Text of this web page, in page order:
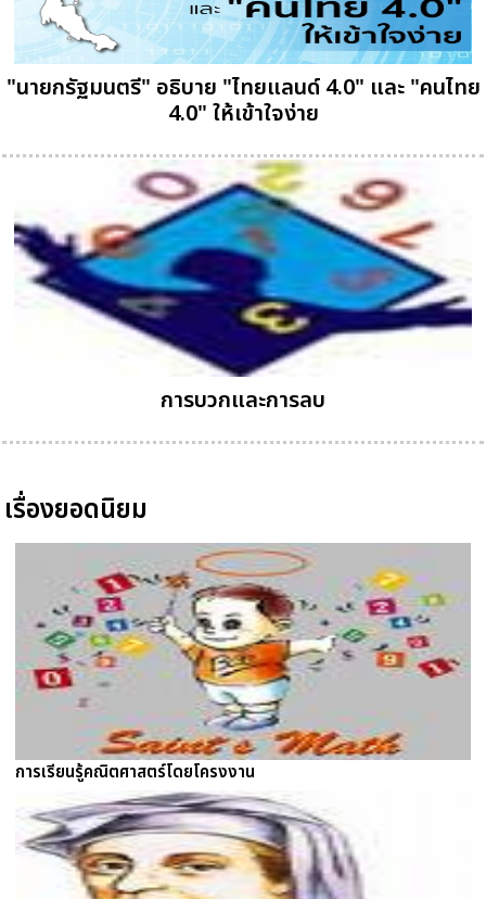
"นายกรัฐมนตรี" อธิบาย "ไทยแลนด์ 4.0" และ "คนไทย
4.0" ให้เข้าใจง่าย
การบวกและการลบ
เรื่องยอดนิยม
การเรียนรู้คณิตศาสตร์โดยโครงงาน